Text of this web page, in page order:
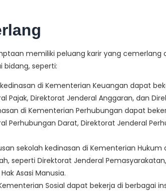
memiliki peluang karir yang
bidang, seperti:
di Kementerian Keuangan dapat
Pajak, Direktorat Jenderal Anggaran, dan
di Kementerian Perhubungan dapat
Perhubungan Darat, Direktorat Jenderal
sekolah kedinasan di Kementerian Hukum
seperti Direktorat Jenderal
Asasi Manusia.
Sosial dapat bekerja di berbagai